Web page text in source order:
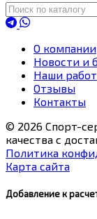
О компании
Новости и
Наши
Отзывы
Контакты
© 2026 Спорт-
качества с
Политика
Карта сайта
Добавление к